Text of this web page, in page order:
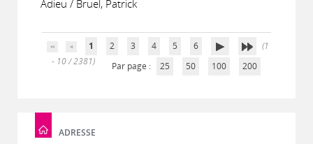
Adieu / Bruel, Patrick
1 2 3 4 5 6
(1
- 10 / 2381)
Par page : 25 50 100 200
ADRESSE